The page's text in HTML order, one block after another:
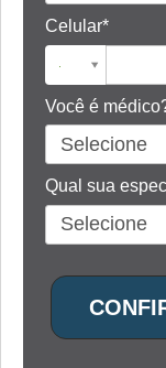
Celular*
Você é
Qual sua